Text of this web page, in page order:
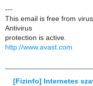
---
This email is free from
Antivirus
protection is active.
http://www.avast.com
[Fizinfo] Internetes